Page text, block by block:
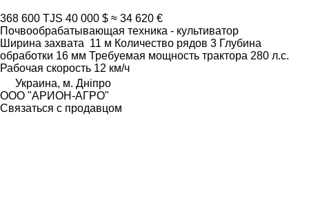
368 600 TJS 40 000 $ ≈ 34 620 €
Почвообрабатывающая техника - культиватор
Ширина захвата 11 м Количество рядов 3 Глубина
обработки 16 мм Требуемая мощность трактора 280 л.с.
Рабочая скорость 12 км/ч
Украина, м. Дніпро
ООО "АРИОН-АГРО"
Связаться с продавцом